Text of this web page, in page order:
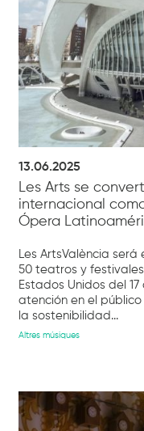
13.06.2025
Les Arts se
internacional
Ópera
Les ArtsValència
50 teatros y
Estados Unidos del
atención en el
la sostenibilidad...
Altres músiques